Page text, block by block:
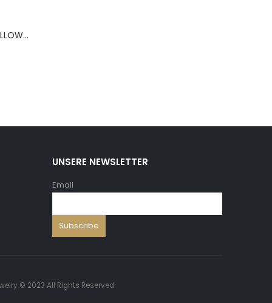
BERNS ARMBAND PILLOW+HOLD.8*8 ,5 WH.PU
UNSERE NEWSLETTER
Email
© 2023 All Rights Reserved.